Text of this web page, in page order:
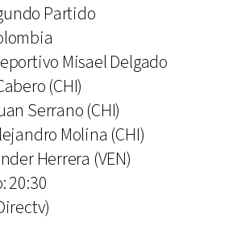
Partido
Misael Delgado
(CHI)
Serrano (CHI)
Molina (CHI)
Herrera (VEN)
20:30